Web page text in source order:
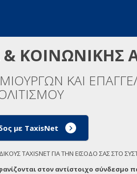
& ΚΟΙΝΩΝΙΚΗΣ
ΚΑΙ
με TaxisNet
TAXISNET ΓΙΑ ΤΗΝ ΕΙΣΟΔΟ ΣΑΣ ΣΤΟ
στον αντίστοιχο σύνδεσμο